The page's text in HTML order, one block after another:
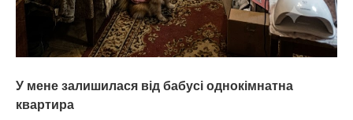
У мене залишилася від бабусі однокімнатна
квартира